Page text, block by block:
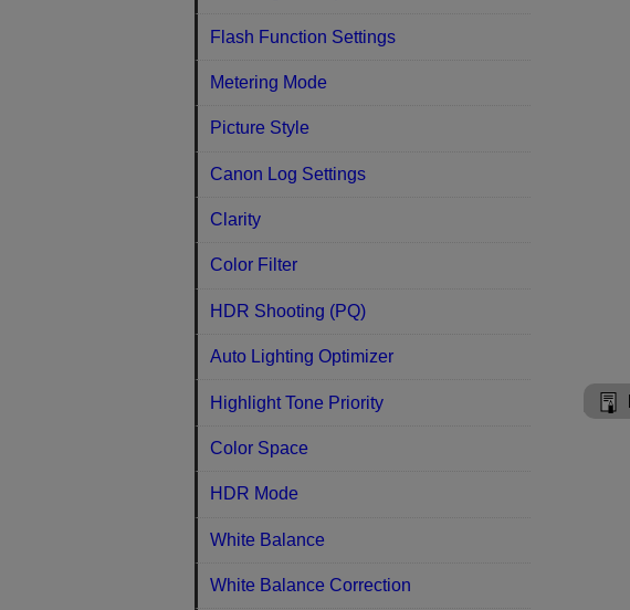
Flash Function Settings
Metering Mode
Picture Style
Canon Log Settings
Clarity
Color Filter
HDR Shooting (PQ)
Auto Lighting Optimizer
Highlight Tone Priority
Color Space
HDR Mode
White Balance
White Balance Correction